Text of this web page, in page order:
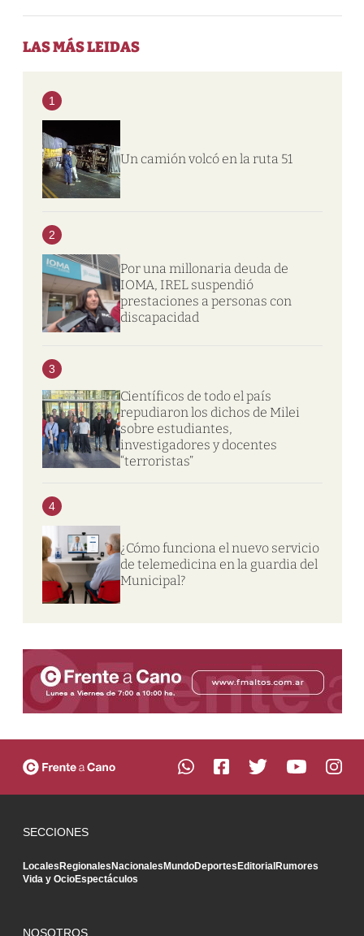
LAS MÁS LEIDAS
1
Un camión volcó en la ruta 51
2
Por una millonaria deuda de
IOMA, IREL suspendió
prestaciones a personas con
discapacidad
3
Científicos de todo el país
repudiaron los dichos de Milei
sobre estudiantes,
investigadores y docentes
“terroristas”
4
¿Cómo funciona el nuevo servicio
de telemedicina en la guardia del
Municipal?
SECCIONES
LocalesRegionalesNacionalesMundoDeportesEditorialRumores
Vida y OcioEspectáculos
NOSOTROS